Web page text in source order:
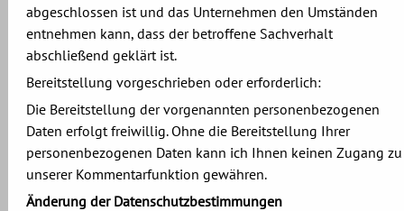
abgeschlossen ist und das Unternehmen den Umständen
entnehmen kann, dass der betroffene Sachverhalt
abschließend geklärt ist.
Bereitstellung vorgeschrieben oder erforderlich:
Die Bereitstellung der vorgenannten personenbezogenen
Daten erfolgt freiwillig. Ohne die Bereitstellung Ihrer
personenbezogenen Daten kann ich Ihnen keinen Zugang zu
unserer Kommentarfunktion gewähren.
Änderung der Datenschutzbestimmungen